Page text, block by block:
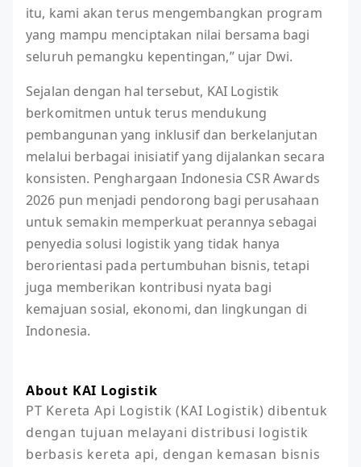
itu, kami akan terus mengembangkan program
yang mampu menciptakan nilai bersama bagi
seluruh pemangku kepentingan,” ujar Dwi.
Sejalan dengan hal tersebut, KAI Logistik
berkomitmen untuk terus mendukung
pembangunan yang inklusif dan berkelanjutan
melalui berbagai inisiatif yang dijalankan secara
konsisten. Penghargaan Indonesia CSR Awards
2026 pun menjadi pendorong bagi perusahaan
untuk semakin memperkuat perannya sebagai
penyedia solusi logistik yang tidak hanya
berorientasi pada pertumbuhan bisnis, tetapi
juga memberikan kontribusi nyata bagi
kemajuan sosial, ekonomi, dan lingkungan di
Indonesia.
About KAI Logistik
PT Kereta Api Logistik (KAI Logistik) dibentuk
dengan tujuan melayani distribusi logistik
berbasis kereta api, dengan kemasan bisnis